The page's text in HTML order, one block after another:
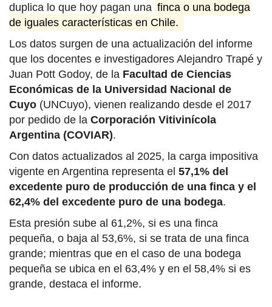
duplica lo que hoy pagan una finca o una bodega
de iguales características en Chile.
Los datos surgen de una actualización del informe
que los docentes e investigadores Alejandro Trapé y
Juan Pott Godoy, de la Facultad de Ciencias
Económicas de la Universidad Nacional de
Cuyo (UNCuyo), vienen realizando desde el 2017
por pedido de la Corporación Vitivinícola
Argentina (COVIAR).
Con datos actualizados al 2025, la carga impositiva
vigente en Argentina representa el 57,1% del
excedente puro de producción de una finca y el
62,4% del excedente puro de una bodega.
Esta presión sube al 61,2%, si es una finca
pequeña, o baja al 53,6%, si se trata de una finca
grande; mientras que en el caso de una bodega
pequeña se ubica en el 63,4% y en el 58,4% si es
grande, destaca el informe.